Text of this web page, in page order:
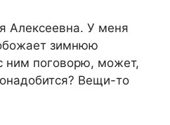
Алексеевна. У меня
зимнюю
ним поговорю, может,
Вещи-то